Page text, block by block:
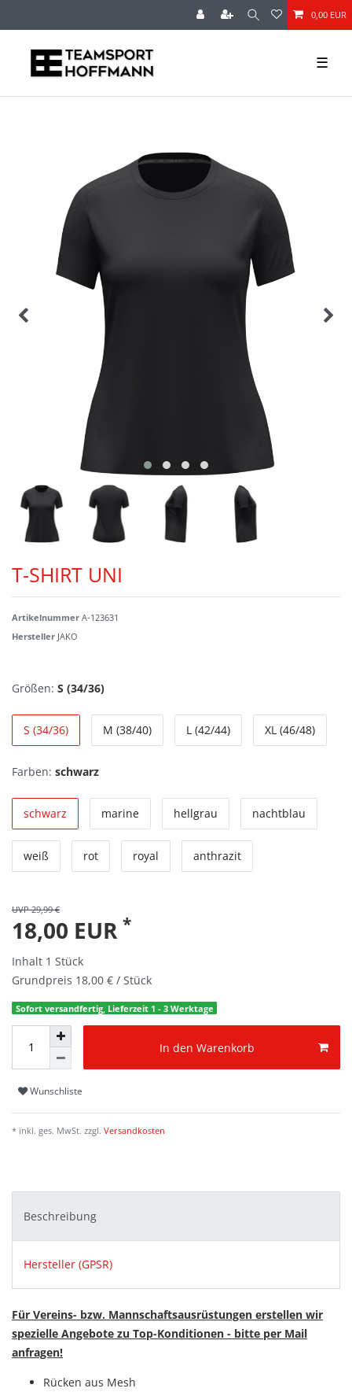
0,00 EUR
☰
T-SHIRT UNI
Artikelnummer A-123631
Hersteller JAKO
Größen: S (34/36)
S (34/36) M (38/40) L (42/44) XL (46/48)
Farben: schwarz
schwarz marine hellgrau nachtblau
weiß rot royal anthrazit
UVP 29,99 €
18,00 EUR *
Inhalt 1 Stück
Grundpreis 18,00 € / Stück
Sofort versandfertig, Lieferzeit 1 - 3 Werktage
In den Warenkorb
Wunschliste
* inkl. ges. MwSt. zzgl. Versandkosten
Beschreibung
Hersteller (GPSR)
Für Vereins- bzw. Mannschaftsausrüstungen erstellen wir
spezielle Angebote zu Top-Konditionen - bitte per Mail
anfragen!
Rücken aus Mesh